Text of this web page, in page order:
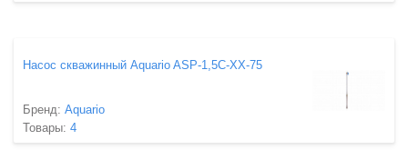
Насос скважинный Aquario ASP-1,5C-XX-75
Бренд: Aquario
Товары: 4